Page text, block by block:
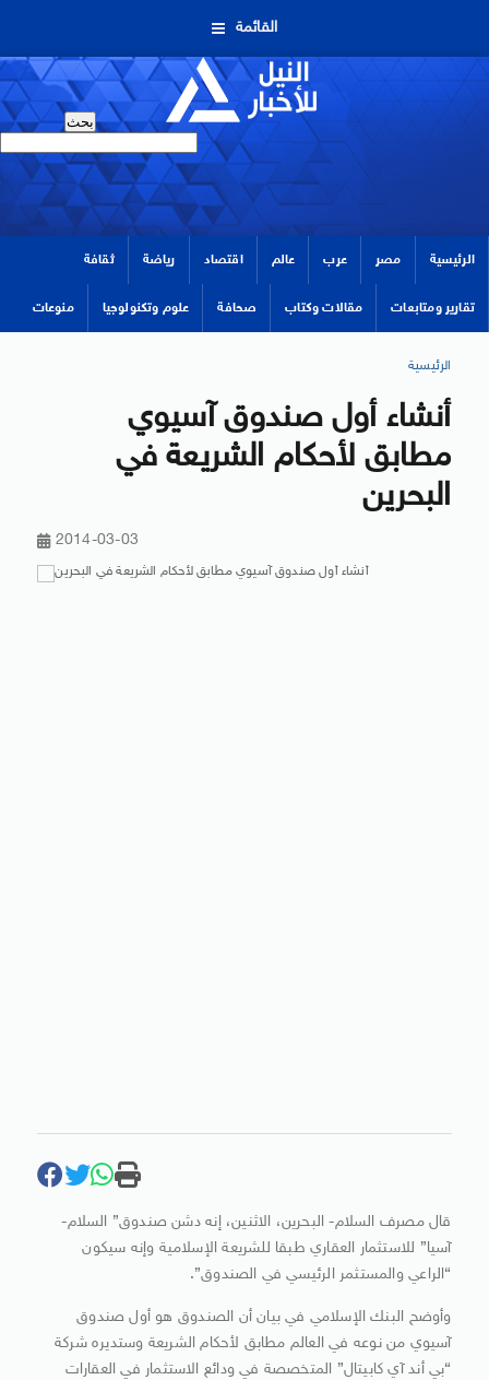
القائمة
الرئيسية مصر عرب عالم اقتصاد رياضة ثقافة
تقارير ومتابعات مقالات وكتاب صحافة علوم وتكنولوجيا منوعات
الرئيسية
أنشاء أول صندوق آسيوي
مطابق لأحكام الشريعة في
البحرين
2014-03-03
قال مصرف السلام- البحرين، الاثنين، إنه دشن صندوق” السلام-
آسيا” للاستثمار العقاري طبقا للشريعة الإسلامية وإنه سيكون
“الراعي والمستثمر الرئيسي في الصندوق”.
وأوضح البنك الإسلامي في بيان أن الصندوق هو أول صندوق
آسيوي من نوعه في العالم مطابق لأحكام الشريعة وستديره شركة
“بي أند آي كابيتال” المتخصصة في ودائع الاستثمار في العقارات